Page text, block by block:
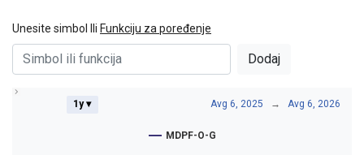
Unesite simbol Ili Funkciju za poređenje
Dodaj
1y ▾ Avg 6, 2025 → Avg 6, 2026
MDPF-O-G